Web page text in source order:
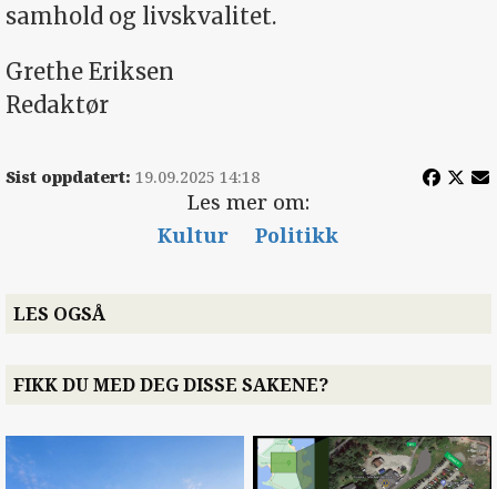
samhold og livskvalitet.
Grethe Eriksen
Redaktør
Sist oppdatert: 19.09.2025 14:18
Les mer om:
Kultur
Politikk
LES OGSÅ
FIKK DU MED DEG DISSE SAKENE?